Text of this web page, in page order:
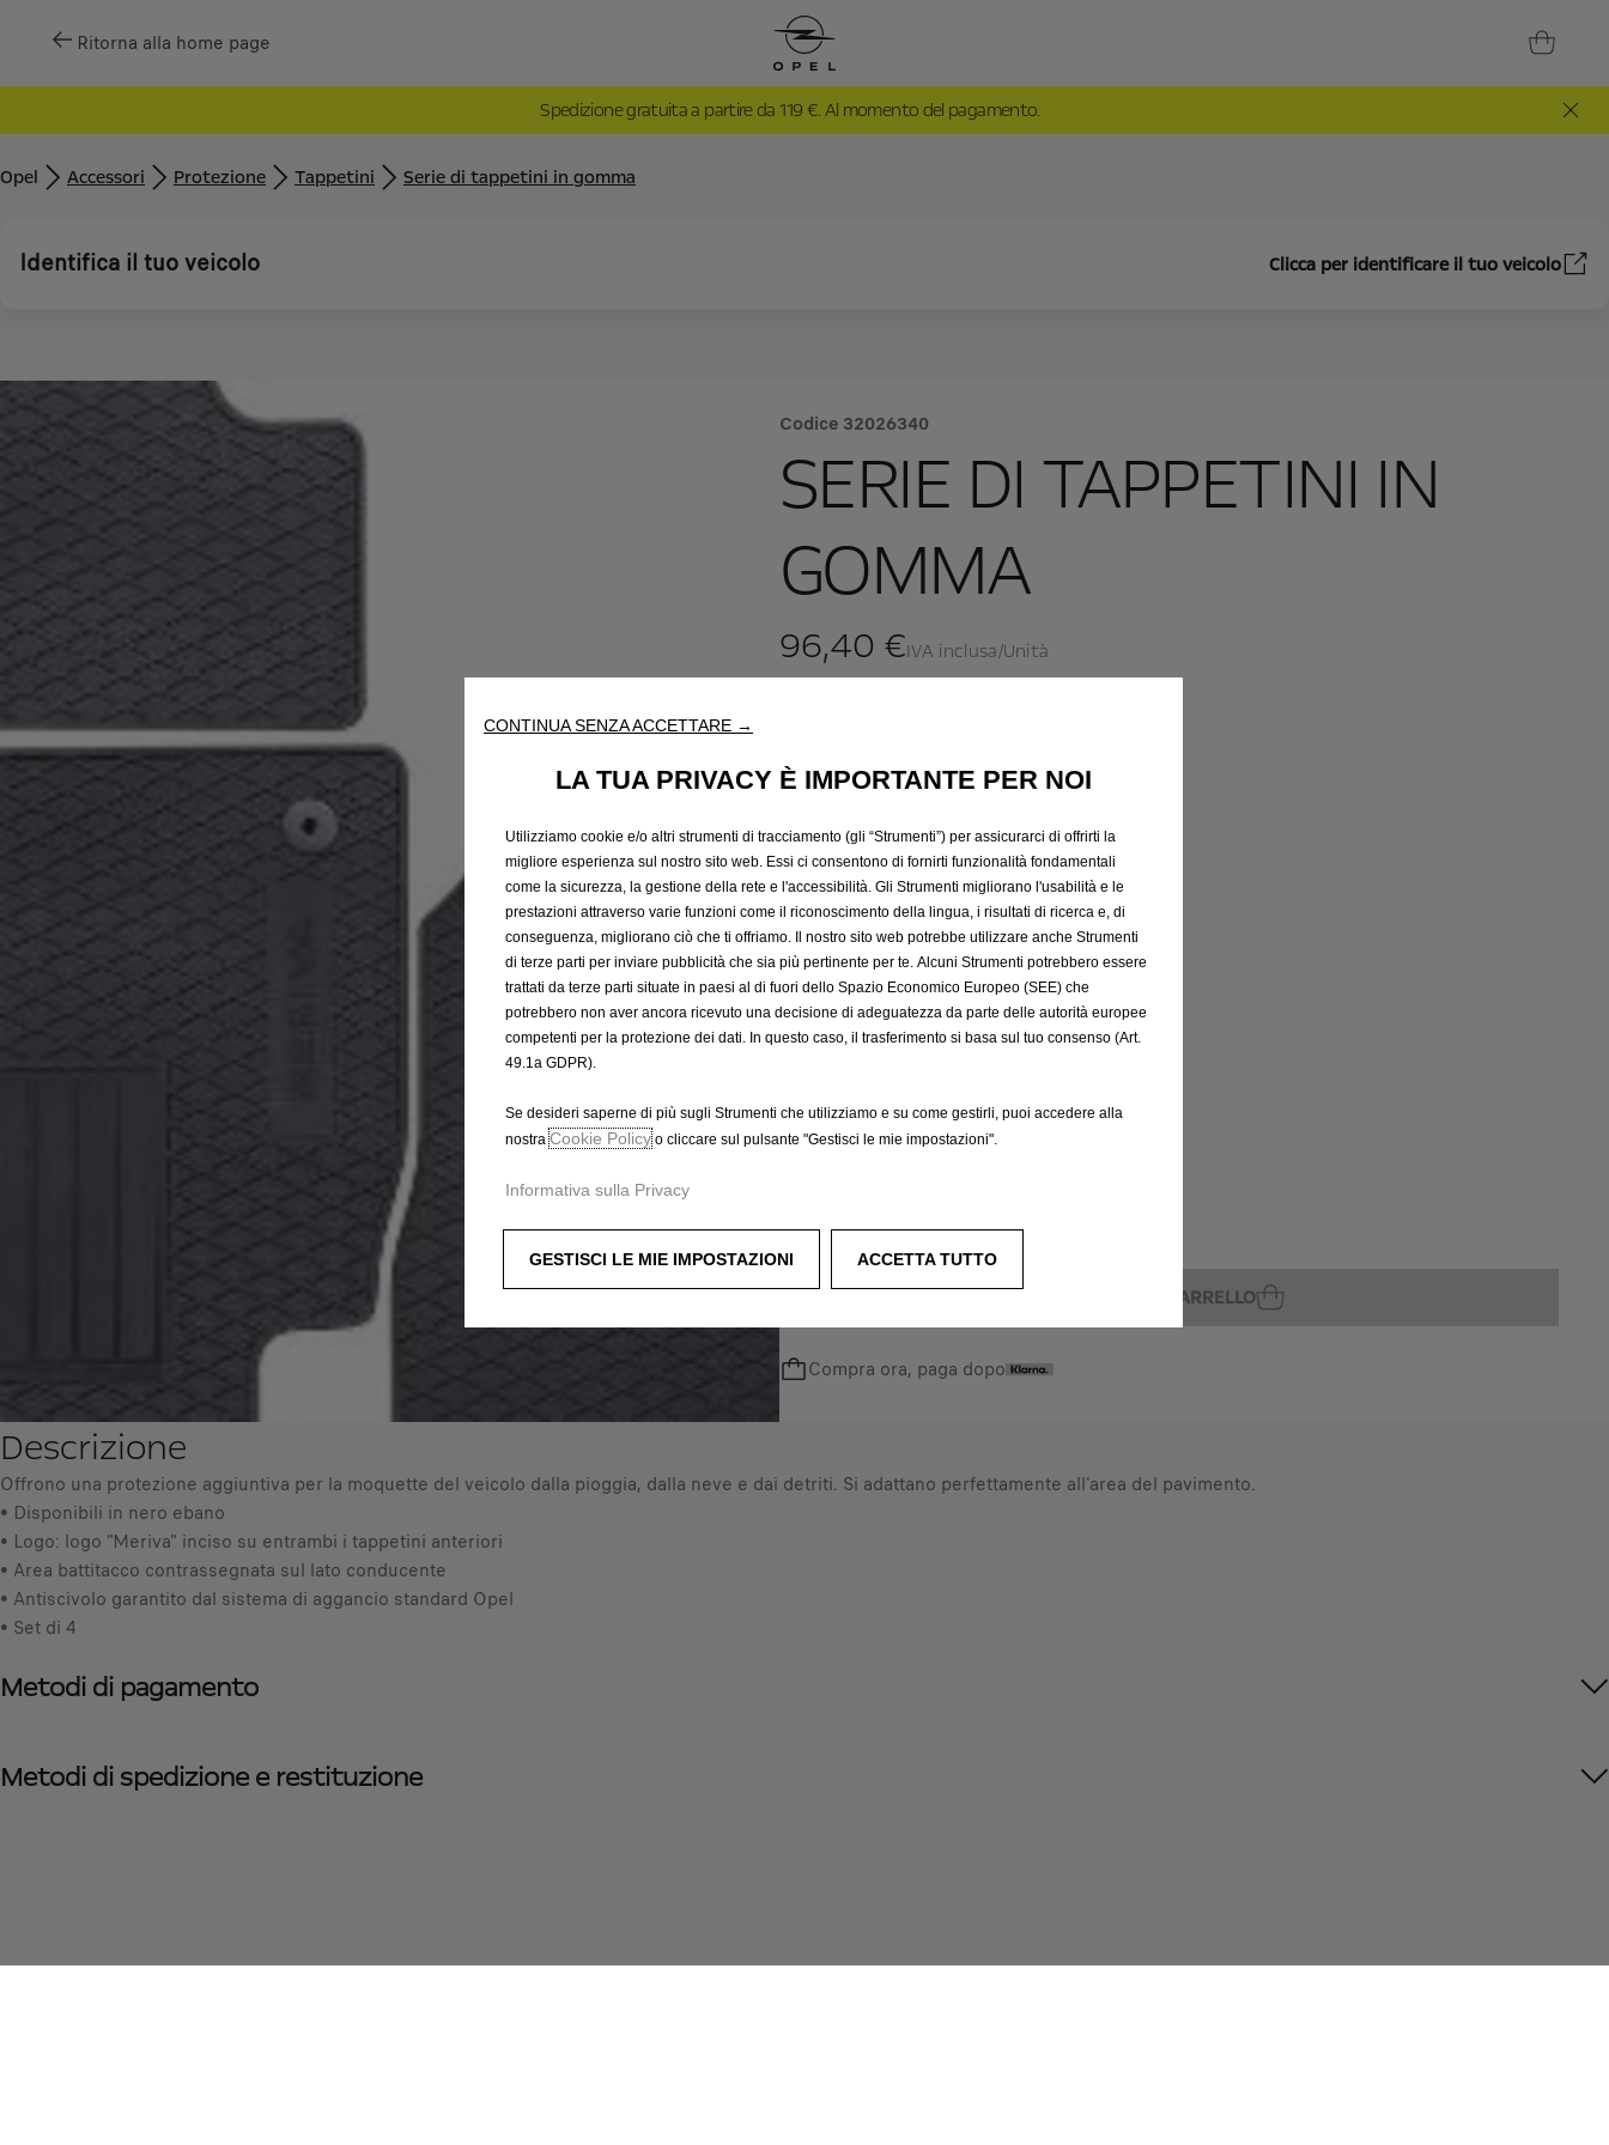
Ritorna alla home page
Spedizione gratuita a partire da 119 €. Al momento del pagamento.
Opel Accessori Protezione Tappetini Serie di tappetini in gomma
Identifica il tuo veicolo Clicca per identificare il tuo veicolo
Codice 32026340
SERIE DI TAPPETINI IN
GOMMA
96,40 €
P
c
e
s
9
6
,
4
0
A
i
l
u
s
U
à
IVA inclusa/Unità
Q
u
n
t
i
t
y
u
p
d
t
e
:
AGGIUNGI AL CARRELLO
Compra ora, paga dopo
Descrizione
Offrono una protezione aggiuntiva per la moquette del veicolo dalla pioggia, dalla neve e dai detriti. Si adattano perfettamente all'area del pavimento.
• Disponibili in nero ebano
• Logo: logo "Meriva" inciso su entrambi i tappetini anteriori
• Area battitacco contrassegnata sul lato conducente
• Antiscivolo garantito dal sistema di aggancio standard Opel
• Set di 4
Metodi di pagamento
Metodi di spedizione e restituzione
CONTINUA SENZA ACCETTARE →
LA TUA PRIVACY È IMPORTANTE PER NOI
Utilizziamo cookie e/o altri strumenti di tracciamento (gli “Strumenti”) per assicurarci di offrirti la
migliore esperienza sul nostro sito web. Essi ci consentono di fornirti funzionalità fondamentali
come la sicurezza, la gestione della rete e l'accessibilità. Gli Strumenti migliorano l'usabilità e le
prestazioni attraverso varie funzioni come il riconoscimento della lingua, i risultati di ricerca e, di
conseguenza, migliorano ciò che ti offriamo. Il nostro sito web potrebbe utilizzare anche Strumenti
di terze parti per inviare pubblicità che sia più pertinente per te. Alcuni Strumenti potrebbero essere
trattati da terze parti situate in paesi al di fuori dello Spazio Economico Europeo (SEE) che
potrebbero non aver ancora ricevuto una decisione di adeguatezza da parte delle autorità europee
competenti per la protezione dei dati. In questo caso, il trasferimento si basa sul tuo consenso (Art.
49.1a GDPR).
Se desideri saperne di più sugli Strumenti che utilizziamo e su come gestirli, puoi accedere alla
nostraCookie Policyo cliccare sul pulsante "Gestisci le mie impostazioni".
Informativa sulla Privacy
GESTISCI LE MIE IMPOSTAZIONI ACCETTA TUTTO